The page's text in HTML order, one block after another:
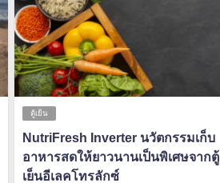
ตู้เย็น
NutriFresh Inverter นวัตกรรมเก็บ
อาหารสดให้ยาวนานเป็นพิเศษจากตู้
เย็นอีเลคโทรลักซ์